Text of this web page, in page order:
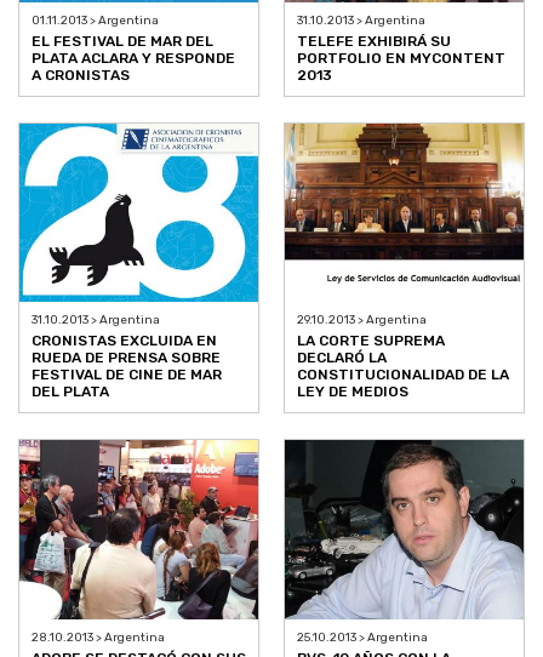
01.11.2013 > Argentina
EL FESTIVAL DE MAR DEL
PLATA ACLARA Y RESPONDE
A CRONISTAS
31.10.2013 > Argentina
TELEFE EXHIBIRÁ SU
PORTFOLIO EN MYCONTENT
2013
31.10.2013 > Argentina
CRONISTAS EXCLUIDA EN
RUEDA DE PRENSA SOBRE
FESTIVAL DE CINE DE MAR
DEL PLATA
29.10.2013 > Argentina
LA CORTE SUPREMA
DECLARÓ LA
CONSTITUCIONALIDAD DE LA
LEY DE MEDIOS
28.10.2013 > Argentina 25.10.2013 > Argentina